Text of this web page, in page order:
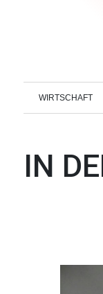
WIRTSCHAFT
IN